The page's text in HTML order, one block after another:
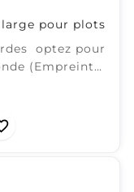
large pour plots
optez pour
(Empreinte
200